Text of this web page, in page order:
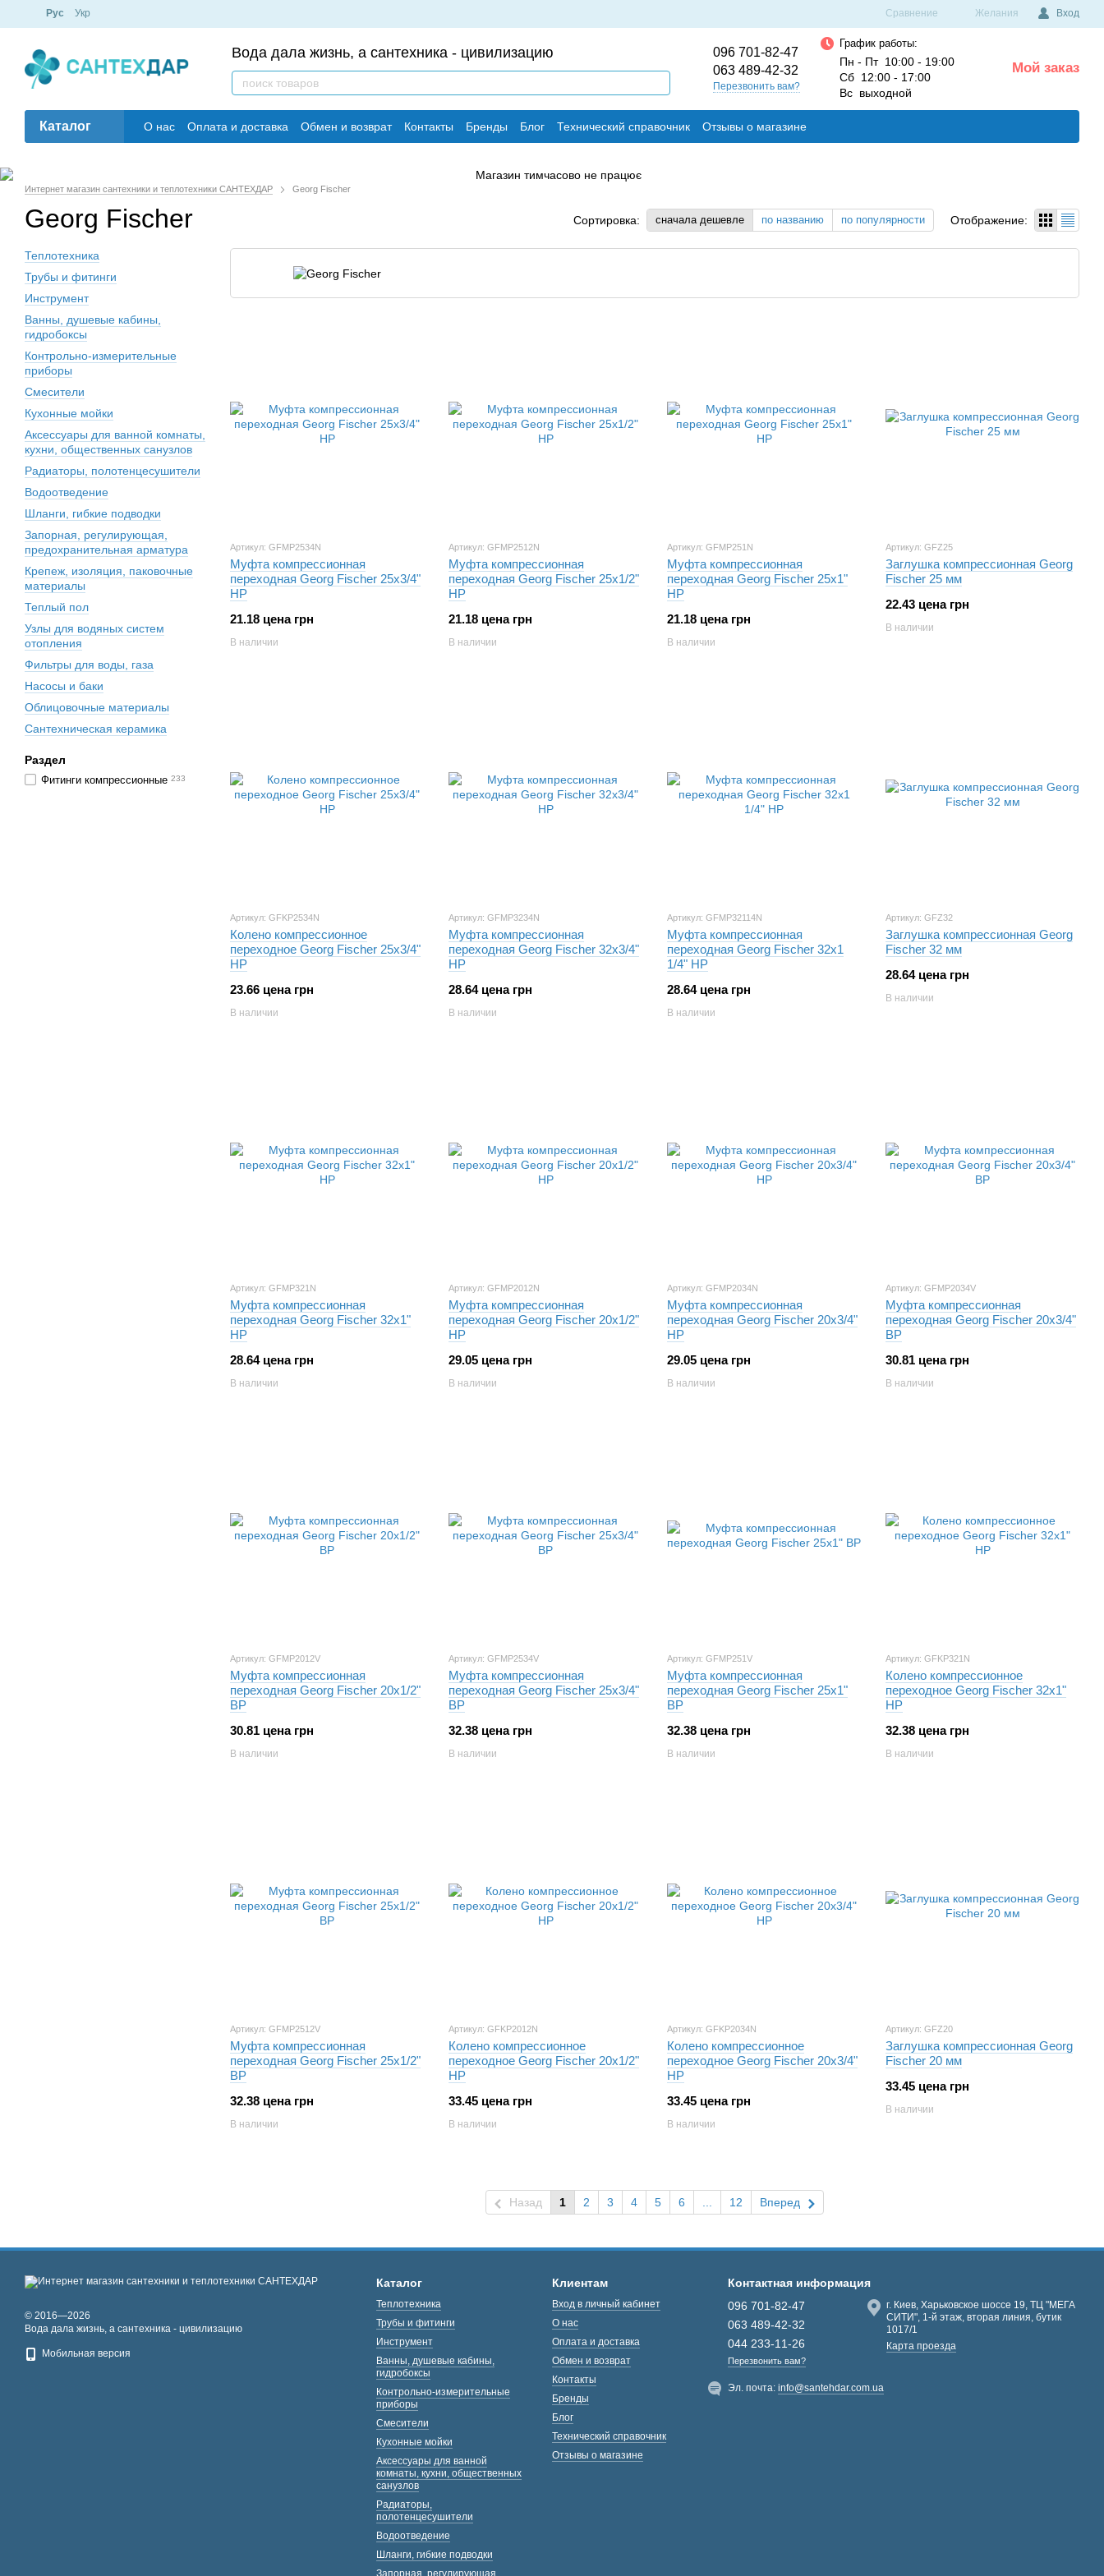
Рус Укр Сравнение Желания Вход
Вода дала жизнь, а сантехника - цивилизацию
096 701-82-47
063 489-42-32
Перезвонить вам?
График работы:
Пн - Пт 10:00 - 19:00
Сб 12:00 - 17:00
Вс выходной
Мой заказ
Каталог О нас Оплата и доставка Обмен и возврат Контакты Бренды Блог Технический справочник Отзывы о магазине
Интернет магазин сантехники и теплотехники САНТЕХДАР Georg Fischer
Georg Fischer Сортировка: сначала дешевле по названию по популярности Отображение:
Артикул: GFMP2534N
Муфта компрессионная
переходная Georg Fischer 25х3/4"
НР
21.18 цена грн
В наличии
Артикул: GFMP2512N
Муфта компрессионная
переходная Georg Fischer 25х1/2"
НР
21.18 цена грн
В наличии
Артикул: GFMP251N
Муфта компрессионная
переходная Georg Fischer 25х1"
НР
21.18 цена грн
В наличии
Артикул: GFZ25
Заглушка компрессионная Georg
Fischer 25 мм
22.43 цена грн
В наличии
Артикул: GFKP2534N
Колено компрессионное
переходное Georg Fischer 25х3/4"
НР
23.66 цена грн
В наличии
Артикул: GFMP3234N
Муфта компрессионная
переходная Georg Fischer 32х3/4"
НР
28.64 цена грн
В наличии
Артикул: GFMP32114N
Муфта компрессионная
переходная Georg Fischer 32х1
1/4" НР
28.64 цена грн
В наличии
Артикул: GFZ32
Заглушка компрессионная Georg
Fischer 32 мм
28.64 цена грн
В наличии
Артикул: GFMP321N
Муфта компрессионная
переходная Georg Fischer 32х1"
НР
28.64 цена грн
В наличии
Артикул: GFMP2012N
Муфта компрессионная
переходная Georg Fischer 20х1/2"
НР
29.05 цена грн
В наличии
Артикул: GFMP2034N
Муфта компрессионная
переходная Georg Fischer 20х3/4"
НР
29.05 цена грн
В наличии
Артикул: GFMP2034V
Муфта компрессионная
переходная Georg Fischer 20х3/4"
ВР
30.81 цена грн
В наличии
Артикул: GFMP2012V
Муфта компрессионная
переходная Georg Fischer 20х1/2"
ВР
30.81 цена грн
В наличии
Артикул: GFMP2534V
Муфта компрессионная
переходная Georg Fischer 25х3/4"
ВР
32.38 цена грн
В наличии
Артикул: GFMP251V
Муфта компрессионная
переходная Georg Fischer 25х1"
ВР
32.38 цена грн
В наличии
Артикул: GFKP321N
Колено компрессионное
переходное Georg Fischer 32х1"
НР
32.38 цена грн
В наличии
Артикул: GFMP2512V
Муфта компрессионная
переходная Georg Fischer 25х1/2"
ВР
32.38 цена грн
В наличии
Артикул: GFKP2012N
Колено компрессионное
переходное Georg Fischer 20х1/2"
НР
33.45 цена грн
В наличии
Артикул: GFKP2034N
Колено компрессионное
переходное Georg Fischer 20х3/4"
НР
33.45 цена грн
В наличии
Артикул: GFZ20
Заглушка компрессионная Georg
Fischer 20 мм
33.45 цена грн
В наличии
Назад 1 2 3 4 5 6 ... 12 Вперед
Теплотехника
Трубы и фитинги
Инструмент
Ванны, душевые кабины,
гидробоксы
Контрольно-измерительные
приборы
Смесители
Кухонные мойки
Аксессуары для ванной комнаты,
кухни, общественных санузлов
Радиаторы, полотенцесушители
Водоотведение
Шланги, гибкие подводки
Запорная, регулирующая,
предохранительная арматура
Крепеж, изоляция, паковочные
материалы
Теплый пол
Узлы для водяных систем
отопления
Фильтры для воды, газа
Насосы и баки
Облицовочные материалы
Сантехническая керамика
Раздел
Фитинги компрессионные 233
© 2016—2026
Вода дала жизнь, а сантехника - цивилизацию
Мобильная версия
Каталог
Теплотехника
Трубы и фитинги
Инструмент
Ванны, душевые кабины,
гидробоксы
Контрольно-измерительные
приборы
Смесители
Кухонные мойки
Аксессуары для ванной
комнаты, кухни, общественных
санузлов
Радиаторы,
полотенцесушители
Водоотведение
Шланги, гибкие подводки
Клиентам
Вход в личный кабинет
О нас
Оплата и доставка
Обмен и возврат
Контакты
Бренды
Блог
Технический справочник
Отзывы о магазине
Контактная информация
096 701-82-47
063 489-42-32
044 233-11-26
Перезвонить вам?
г. Киев, Харьковское шоссе 19, ТЦ "МЕГА
СИТИ", 1-й этаж, вторая линия, бутик
1017/1
Карта проезда
Эл. почта:info@santehdar.com.ua